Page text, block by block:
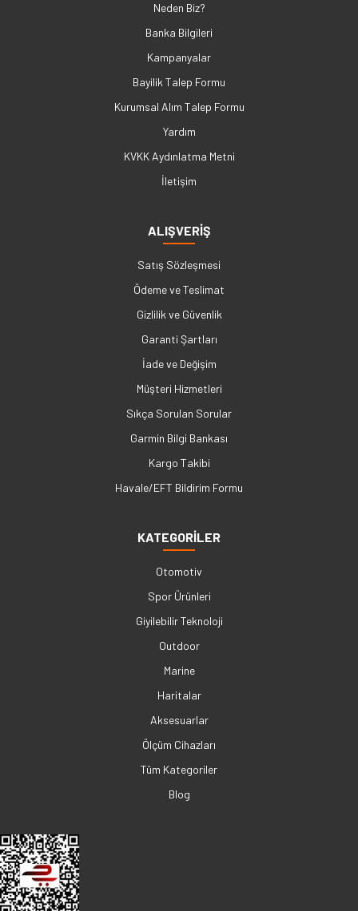
Neden Biz?
Banka Bilgileri
Kampanyalar
Bayilik Talep Formu
Kurumsal Alım Talep Formu
Yardım
KVKK Aydınlatma Metni
İletişim
ALIŞVERİŞ
Satış Sözleşmesi
Ödeme ve Teslimat
Gizlilik ve Güvenlik
Garanti Şartları
İade ve Değişim
Müşteri Hizmetleri
Sıkça Sorulan Sorular
Garmin Bilgi Bankası
Kargo Takibi
Havale/EFT Bildirim Formu
KATEGORİLER
Otomotiv
Spor Ürünleri
Giyilebilir Teknoloji
Outdoor
Marine
Haritalar
Aksesuarlar
Ölçüm Cihazları
Tüm Kategoriler
Blog